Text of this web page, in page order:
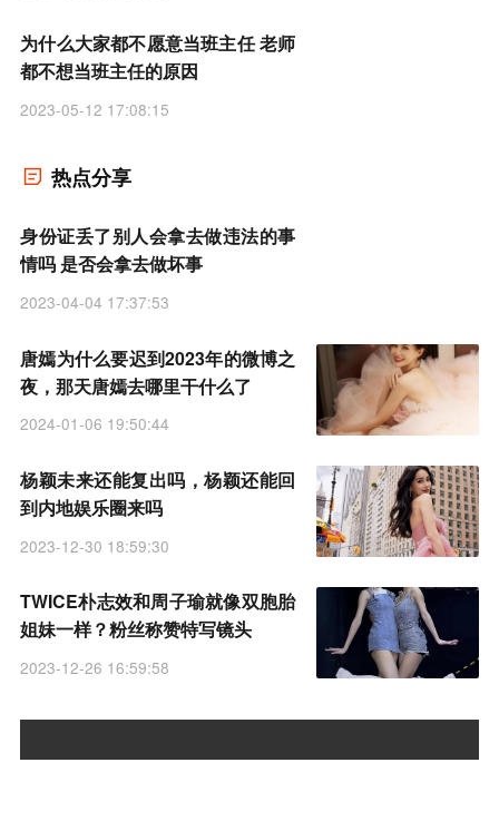
为什么大家都不愿意当班主任 老师
都不想当班主任的原因
2023-05-12 17:08:15
热点分享
身份证丢了别人会拿去做违法的事
情吗 是否会拿去做坏事
2023-04-04 17:37:53
唐嫣为什么要迟到2023年的微博之
夜，那天唐嫣去哪里干什么了
2024-01-06 19:50:44
杨颖未来还能复出吗，杨颖还能回
到内地娱乐圈来吗
2023-12-30 18:59:30
TWICE朴志效和周子瑜就像双胞胎
姐妹一样？粉丝称赞特写镜头
2023-12-26 16:59:58